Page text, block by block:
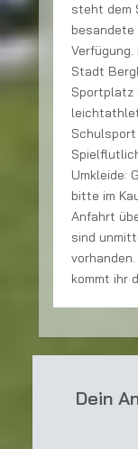
steht dem
Stadt
Sportplatz
Umkleide:
bitte im
Anfahrt
sind
kommt ihr
Dein